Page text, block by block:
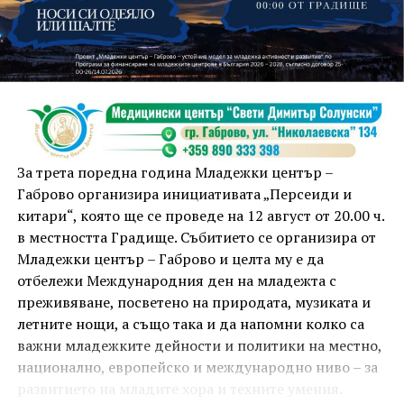
На 13 август организаторите са предвидили
занимания и за здрав дух, и за здраво тяло.
Инструкторката по пилатес и йога Йоанна Петрова
от FitLab ще се погрижи за добрия тонус с групова
тренировка от 19.00 ч., а след това ще има мозъчна
атака с куиз вечер за обща култура. Вечерта ще
приключи с прожекция на новия български
комедиен филм „Брънч за начинаещи“ – в парка,
под звездното дряновско небе.
За трета поредна година Младежки център –
Габрово организира инициативата „Персеиди и
китари“, която ще се проведе на 12 август от 20.00 ч.
в местността Градище. Събитието се организира от
Младежки център – Габрово и целта му е да
отбележи Международния ден на младежта с
преживяване, посветено на природата, музиката и
летните нощи, а също така и да напомни колко са
важни младежките дейности и политики на местно,
национално, европейско и международно ниво – за